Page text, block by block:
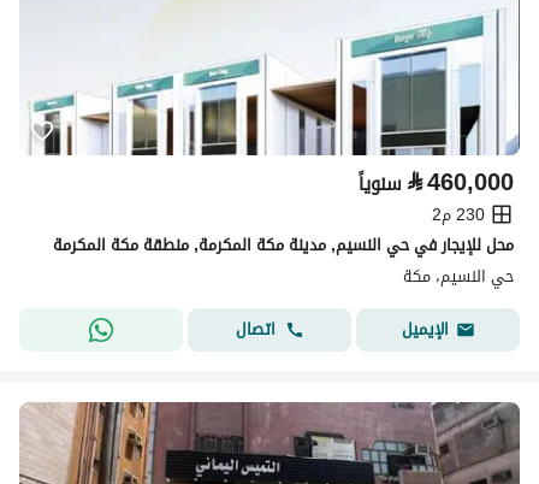
⃁460,000 سنوياً
230 م2
محل للإيجار في حي النسيم, مدينة مكة المكرمة, منطقة مكة المكرمة
حي النسيم، مكة
الإيميل
اتصال